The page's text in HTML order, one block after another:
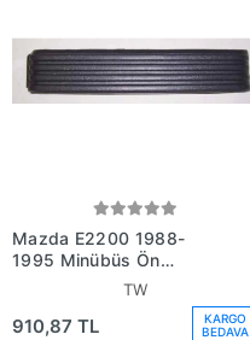
Mazda E2200 1988-
1995 Minübüs Ön
Tampon Ucu Sol Tırtırlı
(Oem No:Fsc2E50092)
TW
910,87 TL
KARGO
BEDAVA